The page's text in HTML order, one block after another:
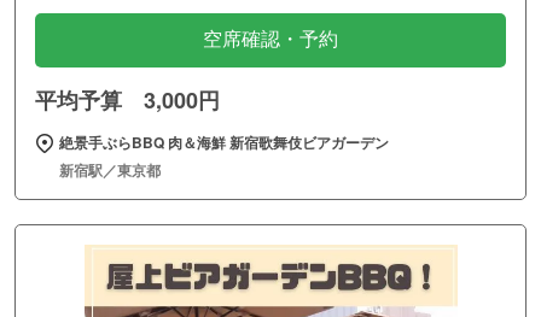
空席確認・予約
平均予算 3,000円
絶景手ぶらBBQ 肉＆海鮮 新宿歌舞伎ビアガーデン
新宿駅／東京都